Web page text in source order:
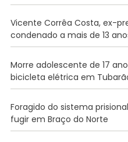
Vicente Corrêa Costa, ex-
condenado a mais de 13
Morre adolescente de 17
bicicleta elétrica em
Foragido do sistema
fugir em Braço do Norte